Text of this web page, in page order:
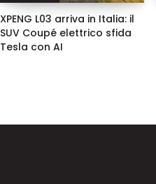
XPENG L03 arriva in Italia: il
SUV Coupé elettrico sfida
Tesla con AI